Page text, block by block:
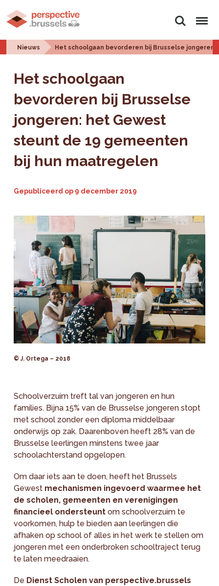
Zoeken Menu
Nieuws Het schoolgaan bevorderen bij Brusselse
Het schoolgaan
bevorderen bij Brusselse
jongeren: het Gewest
steunt de 19 gemeenten
bij hun maatregelen
Gepubliceerd op 9 december 2019
© J. Ortega – 2018
Schoolverzuim treft tal van jongeren en hun
families. Bijna 15% van de Brusselse jongeren stopt
met school zonder een diploma middelbaar
onderwijs op zak. Daarenboven heeft 28% van de
Brusselse leerlingen minstens twee jaar
schoolachterstand opgelopen.
Om daar iets aan te doen, heeft het Brussels
Gewest mechanismen ingevoerd waarmee het
de scholen, gemeenten en verenigingen
financieel ondersteunt om schoolverzuim te
voorkomen, hulp te bieden aan leerlingen die
afhaken op school of alles in het werk te stellen om
jongeren met een onderbroken schooltraject terug
te laten meedraaien.
De Dienst Scholen van perspective.brussels